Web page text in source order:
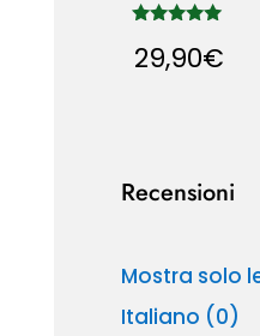
5.00
su 5
29,90€
Recensioni
Mostra solo
Italiano (0)